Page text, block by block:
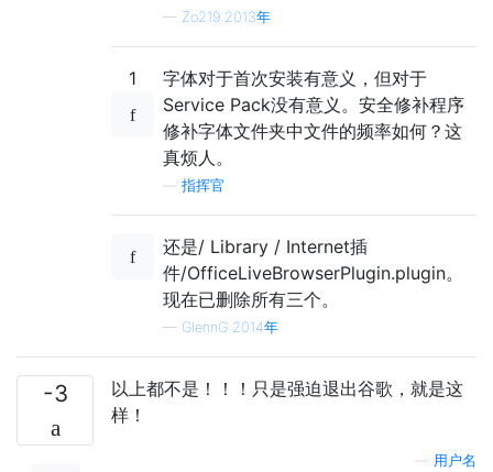
— Zo219 2013年
1
字体对于首次安装有意义，但对于
Service Pack没有意义。安全修补程序
修补字体文件夹中文件的频率如何？这
真烦人。
指挥官
还是/ Library / Internet插
件/OfficeLiveBrowserPlugin.plugin。
现在已删除所有三个。
— GlennG 2014年
-3
以上都不是！！！只是强迫退出谷歌，就是这
样！
用户名